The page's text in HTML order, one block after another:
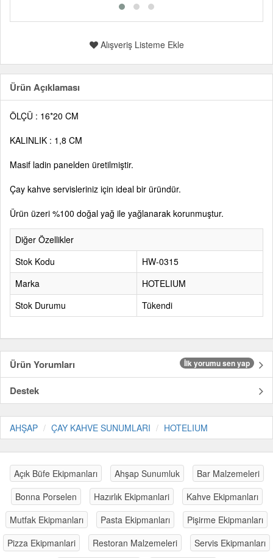
Alışveriş Listeme Ekle
Ürün Açıklaması
ÖLÇÜ : 16*20 CM
KALINLIK : 1,8 CM
Masif ladin panelden üretilmiştir.
Çay kahve servisleriniz için ideal bir üründür.
Ürün üzeri %100 doğal yağ ile yağlanarak korunmuştur.
Diğer Özellikler
Stok Kodu
HW-0315
Marka
HOTELIUM
Stok Durumu
Tükendi
Ürün Yorumları İlk yorumu sen yap
Destek
AHŞAP ÇAY KAHVE SUNUMLARI HOTELIUM
Açık Büfe Ekipmanları Ahşap Sunumluk
Bar Malzemeleri
Bonna Porselen
Hazırlık Ekipmanlari
Kahve Ekipmanları
Mutfak Ekipmanları
Pasta Ekipmanları
Pişirme Ekipmanları
Pizza Ekipmanlari
Restoran Malzemeleri Servis Ekipmanları